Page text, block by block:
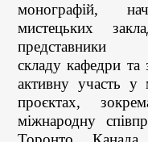
монографій,
мистецьких
представники
складу кафедри та
активну участь у
проєктах,
міжнародну